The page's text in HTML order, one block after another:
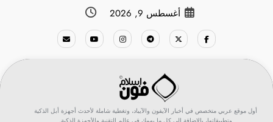
أغسطس 9, 2026
أول موقع عربي متخصص في أخبار الآيفون والآيباد، وتغطية شاملة لأحدث أجهزة أبل الذكية